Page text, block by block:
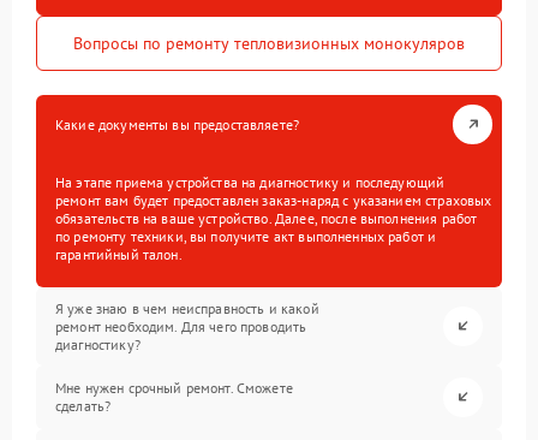
Вопросы по ремонту тепловизионных монокуляров
Какие документы вы предоставляете?
На этапе приема устройства на диагностику и последующий
ремонт вам будет предоставлен заказ-наряд с указанием страховых
обязательств на ваше устройство. Далее, после выполнения работ
по ремонту техники, вы получите акт выполненных работ и
гарантийный талон.
Я уже знаю в чем неисправность и какой
ремонт необходим. Для чего проводить
диагностику?
Мне нужен срочный ремонт. Сможете
сделать?